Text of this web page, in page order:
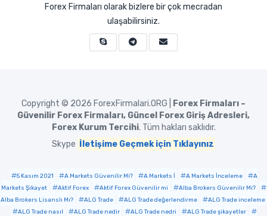
Forex Firmaları olarak bizlere bir çok mecradan
ulaşabilirsiniz.
Copyright © 2026 ForexFirmalari.ORG |
Forex Firmaları –
Güvenilir Forex Firmaları, Güncel Forex Giriş Adresleri,
Forex Kurum Tercihi. Tüm hakları saklıdır.
Skype İletişime Geçmek için Tıklayınız
5 Kasım 2021 A Markets Güvenilir Mi? A Markets İ A Markets İnceleme
A
Markets Şikayet
Aktif Forex Aktif Forex Güvenilir mi
Alba Brokers Güvenilir Mi?
Alba Brokers Lisanslı Mı?
ALG Trade ALG Trade değerlendirme
ALG Trade inceleme
ALG Trade nasıl
ALG Trade nedir ALG Trade nedri
ALG Trade şikayetler